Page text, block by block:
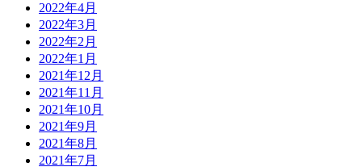
2022年4月
2022年3月
2022年2月
2022年1月
2021年12月
2021年11月
2021年10月
2021年9月
2021年8月
2021年7月